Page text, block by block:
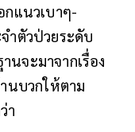
แนวเบาๆ-
ำตัวป่วยระดับ
จะมาจากเรื่อง
นบวกให้ตาม
า